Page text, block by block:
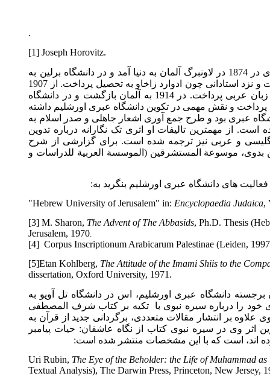
[1] Joseph Horovitz.
هورویتس از خاورشناسان آلمانی یهودی در 1874 در لاونبرگ آلمان به دنیا آمد و در دانشگاه برلین به
تحصیل مطالعات شرق شناسی پرداخت و نزد استادانی چون ادوارد زاخاو به تحصیل پرداخت. از 1907
تا 1914 در دانشگاه علیگره به تدریس زبان عربی پرداخت. در 1914 به آلمان بازگشت و در دانشگاه
و نقش مهمی در تکوین دانشگاه عبری اورشلیم داشته
عبری بود و طرح جمع آوری اشعار جاهلی و صدر اسلام به
از مهمترین تالیفات او اثری تک نگارانه درباره تدوین
و عربی نیز ترجمه شده است. برای گزارشی از شرح
موسوعة المستشرقین (الموسسة العربیة للدراسات و
های دانشگاه عبری اورشلیم بنگرید به:
"Hebrew UniversityofJerusalem" in:Encyclopaedia
[3] M.Sharon,The Advent of The Abbasids, Ph.D. Thesis
Jerusalem, 1970
[4] Corpus Inscriptionum Arabicarum Palestinae (Leiden,
[5]Etan Kohlberg,The Attitude of the Imami Shiis to the
dissertation,Oxford University, 1971.
دانشگاه عبری اورشلیم، اس در دانشگاه تل آویو به
را درباره سیره نبوی با
تکیه بر کتاب شرف المصطفی
بر انتشار مقالات متعددی، برگردانی جدید از قرآن به
وی در سیره نبوی کتاب از نگاه عاشفان: حیات پیامبر
اند، است که با این مشخصات منتشر شده است:
Uri Rubin,The Eye of the Beholder: the Life of
Textual Analysis), The Darwin Press, Princeton, New